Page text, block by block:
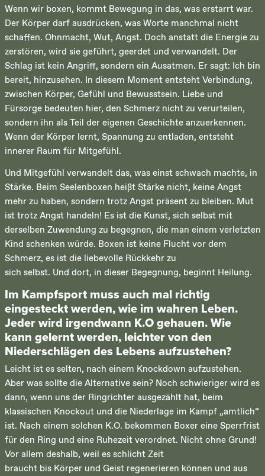
Wenn wir boxen, kommt Bewegung in das, was erstarrt war.
Der Körper darf ausdrücken, was Worte manchmal nicht
schaffen. Ohnmacht, Wut, Angst. Doch anstatt die Energie zu
zerstören, wird sie geführt, geerdet und verwandelt. Der
Schlag ist kein Angriff, sondern ein Ausatmen. Er sagt: Ich bin
bereit, hinzusehen. In diesem Moment entsteht Verbindung,
zwischen Körper, Gefühl und Bewusstsein. Liebe und
Fürsorge bedeuten hier, den Schmerz nicht zu verurteilen,
sondern ihn als Teil der eigenen Geschichte anzuerkennen.
Wenn der Körper lernt, Spannung zu entladen, entsteht
innerer Raum für Mitgefühl.
Und Mitgefühl verwandelt das, was einst schwach machte, in
Stärke. Beim Seelenboxen heißt Stärke nicht, keine Angst
mehr zu haben, sondern trotz Angst präsent zu bleiben. Mut
ist trotz Angst handeln! Es ist die Kunst, sich selbst mit
derselben Zuwendung zu begegnen, die man einem verletzten
Kind schenken würde. Boxen ist keine Flucht vor dem
Schmerz, es ist die liebevolle Rückkehr zu
sich selbst. Und dort, in dieser Begegnung, beginnt Heilung.
Im Kampfsport muss auch mal richtig
eingesteckt werden, wie im wahren Leben.
Jeder wird irgendwann K.O gehauen. Wie
kann gelernt werden, leichter von den
Niederschlägen des Lebens aufzustehen?
Leicht ist es selten, nach einem Knockdown aufzustehen.
Aber was sollte die Alternative sein? Noch schwieriger wird es
dann, wenn uns der Ringrichter ausgezählt hat, beim
klassischen Knockout und die Niederlage im Kampf „amtlich“
ist. Nach einem solchen K.O. bekommen Boxer eine Sperrfrist
für den Ring und eine Ruhezeit verordnet. Nicht ohne Grund!
Vor allem deshalb, weil es schlicht Zeit
braucht bis Körper und Geist regenerieren können und aus